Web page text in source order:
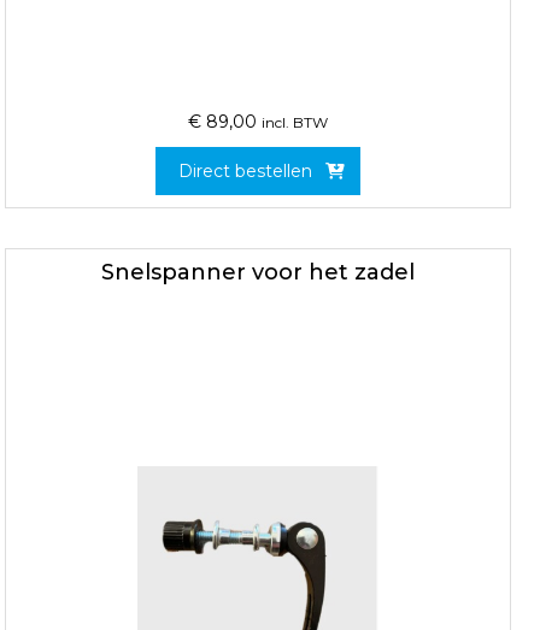
€ 89,00 incl. BTW
Direct bestellen
Snelspanner voor het zadel